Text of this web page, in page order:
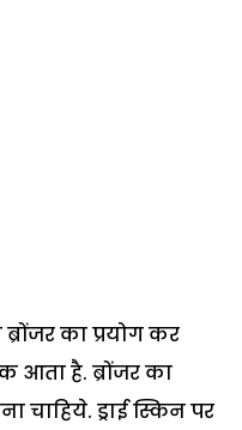
ब्रोंजर का प्रयोग कर
है. ब्रोंजर का
चाहिये. ड्राई स्किन पर